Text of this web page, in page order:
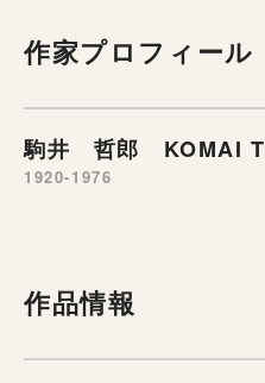
作家プロフィール
駒井 哲郎 KOMAI
1920-1976
作品情報